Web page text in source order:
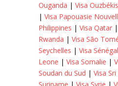
Ouganda | Visa
| Visa Papouasie
Philippines | Visa Qatar |
Rwanda | Visa São
Seychelles | Visa Sénégal
Leone | Visa Somalie |
Soudan du Sud | Visa